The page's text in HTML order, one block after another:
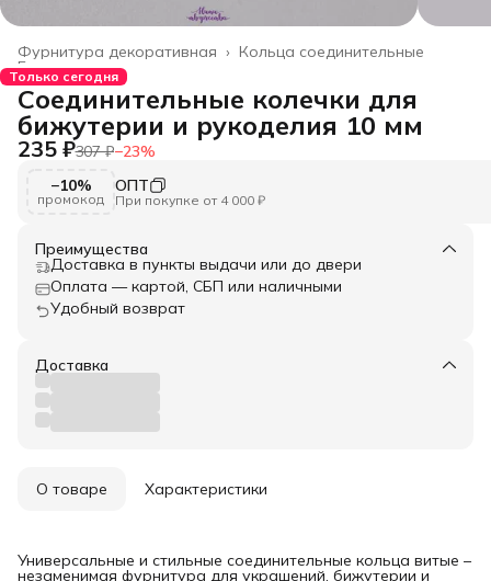
Кольца соединительные
Фурнитура декоративная ›
Главная ›
Только сегодня
Соединительные колечки для
бижутерии и рукоделия 10 мм
235 ₽307 ₽−23%
−10%
промокод
ОПТ
При покупке от 4 000 ₽
Преимущества
Доставка в пункты выдачи или до двери
Оплата — картой, СБП или наличными
Удобный возврат
Доставка
О товаре Характеристики
Универсальные и стильные соединительные кольца витые –
незаменимая фурнитура для украшений, бижутерии и